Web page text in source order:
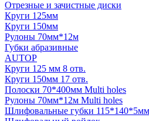
Отрезные и зачистные диски
Круги 125мм
Круги 150мм
Рулоны 70мм*12м
Губки абразивные
AUTOP
Круги 125 мм 8 отв.
Круги 150мм 17 отв.
Полоски 70*400мм Multi holes
Рулоны 70мм*12м Multi holes
Шлифовальные губки 115*140*5мм